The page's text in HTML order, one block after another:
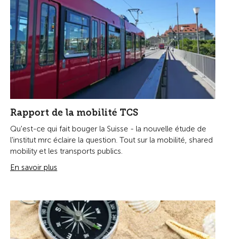
Rapport de la mobilité TCS
Qu'est-ce qui fait bouger la Suisse - la nouvelle étude de
l'institut mrc éclaire la question. Tout sur la mobilité, shared
mobility et les transports publics.
En savoir plus